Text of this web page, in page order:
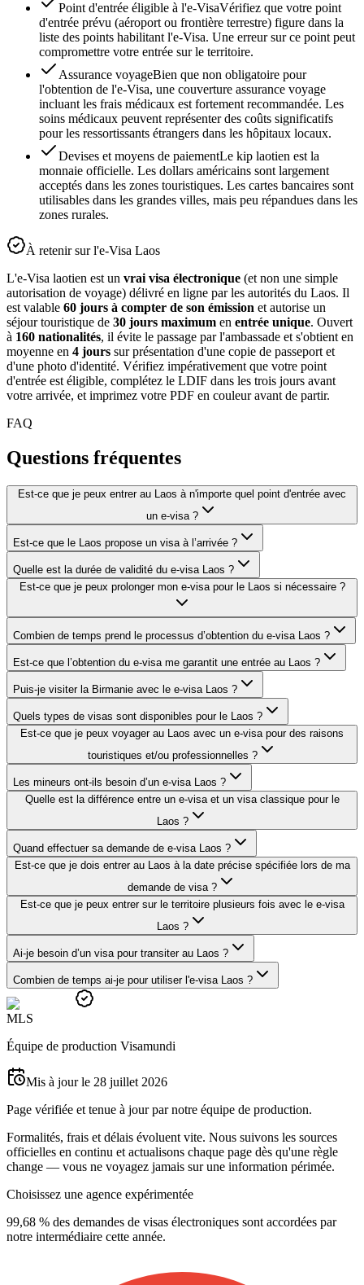
Point d'entrée éligible à l'e-VisaVérifiez que votre point
d'entrée prévu (aéroport ou frontière terrestre) figure dans la
liste des points habilitant l'e-Visa. Une erreur sur ce point peut
compromettre votre entrée sur le territoire.
Assurance voyageBien que non obligatoire pour
l'obtention de l'e-Visa, une couverture assurance voyage
incluant les frais médicaux est fortement recommandée. Les
soins médicaux peuvent représenter des coûts significatifs
pour les ressortissants étrangers dans les hôpitaux locaux.
Devises et moyens de paiementLe kip laotien est la
monnaie officielle. Les dollars américains sont largement
acceptés dans les zones touristiques. Les cartes bancaires sont
utilisables dans les grandes villes, mais peu répandues dans les
zones rurales.
À retenir sur l'e-Visa Laos
L'e-Visa laotien est un vrai visa électronique (et non une simple
autorisation de voyage) délivré en ligne par les autorités du Laos. Il
est valable 60 jours à compter de son émission et autorise un
séjour touristique de 30 jours maximum en entrée unique. Ouvert
à 160 nationalités, il évite le passage par l'ambassade et s'obtient en
moyenne en 4 jours sur présentation d'une copie de passeport et
d'une photo d'identité. Vérifiez impérativement que votre point
d'entrée est éligible, complétez le LDIF dans les trois jours avant
votre arrivée, et imprimez votre PDF en couleur avant de partir.
FAQ
Questions fréquentes
Est-ce que je peux entrer au Laos à n'importe quel point d'entrée avec
un e-visa ?
Est-ce que le Laos propose un visa à l’arrivée ?
Quelle est la durée de validité du e-visa Laos ?
Est-ce que je peux prolonger mon e-visa pour le Laos si nécessaire ?
Combien de temps prend le processus d’obtention du e-visa Laos ?
Est-ce que l’obtention du e-visa me garantit une entrée au Laos ?
Puis-je visiter la Birmanie avec le e-visa Laos ?
Quels types de visas sont disponibles pour le Laos ?
Est-ce que je peux voyager au Laos avec un e-visa pour des raisons
touristiques et/ou professionnelles ?
Les mineurs ont-ils besoin d’un e-visa Laos ?
Quelle est la différence entre un e-visa et un visa classique pour le
Laos ?
Quand effectuer sa demande de e-visa Laos ?
Est-ce que je dois entrer au Laos à la date précise spécifiée lors de ma
demande de visa ?
Est-ce que je peux entrer sur le territoire plusieurs fois avec le e-visa
Laos ?
Ai-je besoin d’un visa pour transiter au Laos ?
Combien de temps ai-je pour utiliser l'e-visa Laos ?
MLS
Équipe de production Visamundi
Mis à jour le 28 juillet 2026
Page vérifiée et tenue à jour par notre équipe de production.
Formalités, frais et délais évoluent vite. Nous suivons les sources
officielles en continu et actualisons chaque page dès qu'une règle
change — vous ne voyagez jamais sur une information périmée.
Choisissez une agence expérimentée
99,68 % des demandes de visas électroniques sont accordées par
notre intermédiaire cette année.